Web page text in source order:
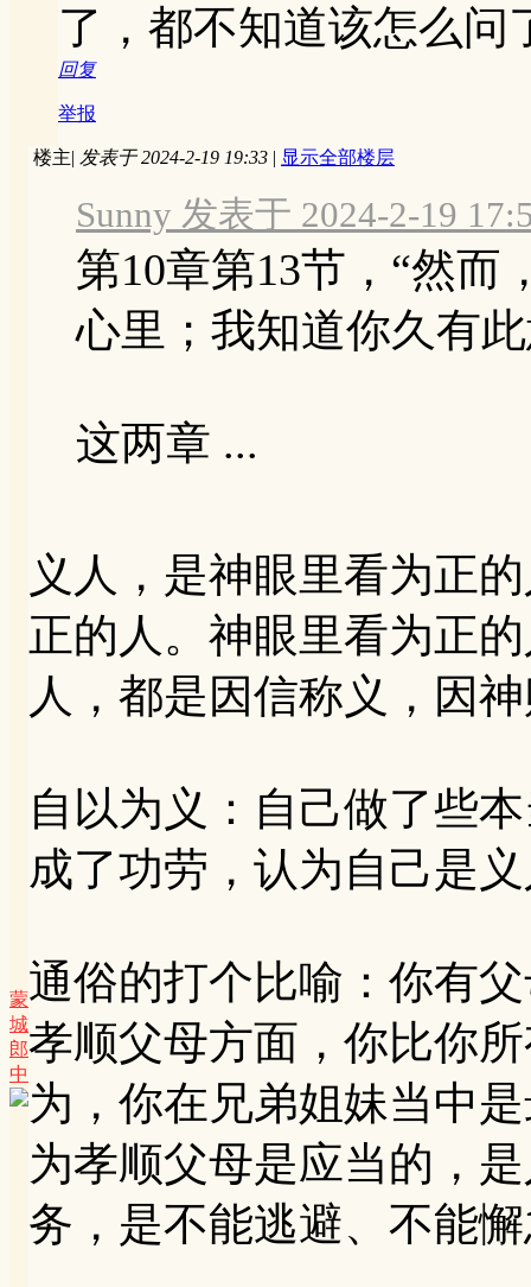
了，都不知道该怎么问
回复
举报
蒙
城
郎
中
楼主| 发表于 2024-2-19 19:33 | 显示全部楼层
Sunny 发表于 2024-2-19
第10章第13节，“然而
心里；我知道你久有
这两章 ...
义人，是神眼里看为正
正的人。神眼里看为正
人，都是因信称义，因
自以为义：自己做了些
成了功劳，认为自己是
通俗的打个比喻：你有
孝顺父母方面，你比你
为，你在兄弟姐妹当中
为孝顺父母是应当的，
务，是不能逃避、不能